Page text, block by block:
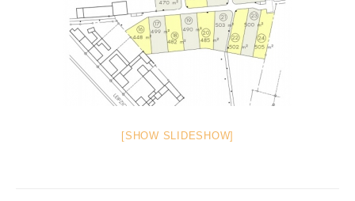
[SHOW SLIDESHOW]